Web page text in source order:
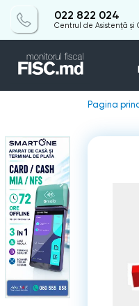
022 822 024
Centrul de Asistență și
Pagina